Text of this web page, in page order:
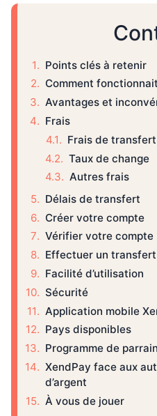
Points clés à retenir
Comment
Avantages et
Frais
Frais de transfert
Taux de change
Autres frais
Délais de transfert
Créer votre compte
Vérifier votre compte
Effectuer un transfert
Facilité d’utilisation
Sécurité
Application mobile
Pays disponibles
Programme de
XendPay face aux
d’argent
À vous de jouer